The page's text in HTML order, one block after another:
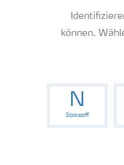
können.
N
Stickstoff